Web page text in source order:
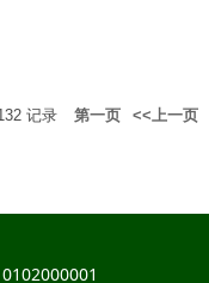
记录 第一页 <<上一页